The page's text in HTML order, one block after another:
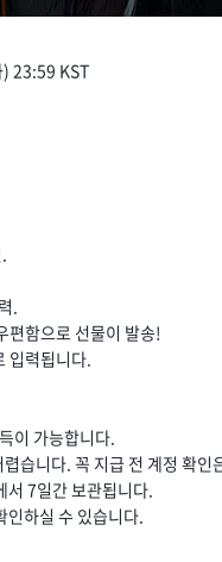
23:59 KST
.
편함으로 선물이 발송!
입력됩니다.
이 가능합니다.
습니다. 꼭 지급 전 계정 확인
서 7일간 보관됩니다.
인하실 수 있습니다.